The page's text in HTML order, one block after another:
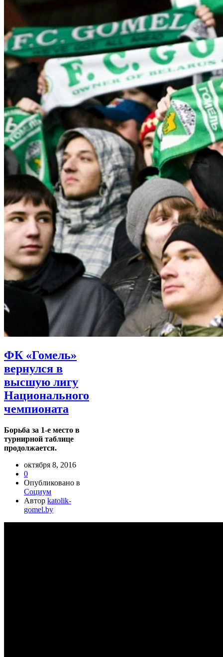
ФК «Гомель»
вернулся в
высшую лигу
Национального
чемпионата
Борьба за 1-е место в
турнирной таблице
продолжается.
октября 8, 2016
0
Опубликовано в
Социум
Автор katolik-
gomel.by